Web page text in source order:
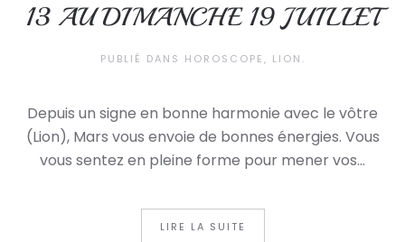
13 AU DIMANCHE 19 JUILLET
PUBLIÉ DANS HOROSCOPE, LION .
Depuis un signe en bonne harmonie avec le vôtre
(Lion), Mars vous envoie de bonnes énergies. Vous
vous sentez en pleine forme pour mener vos...
LIRE LA SUITE